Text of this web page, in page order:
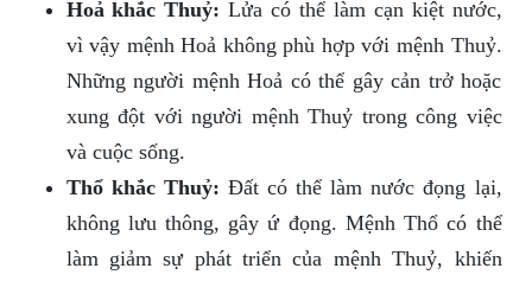
Hoả khắc Thuỷ: Lửa có thể làm cạn kiệt nước,
vì vậy mệnh Hoả không phù hợp với mệnh Thuỷ.
Những người mệnh Hoả có thể gây cản trở hoặc
xung đột với người mệnh Thuỷ trong công việc
và cuộc sống.
Thổ khắc Thuỷ: Đất có thể làm nước đọng lại,
không lưu thông, gây ứ đọng. Mệnh Thổ có thể
làm giảm sự phát triển của mệnh Thuỷ, khiến